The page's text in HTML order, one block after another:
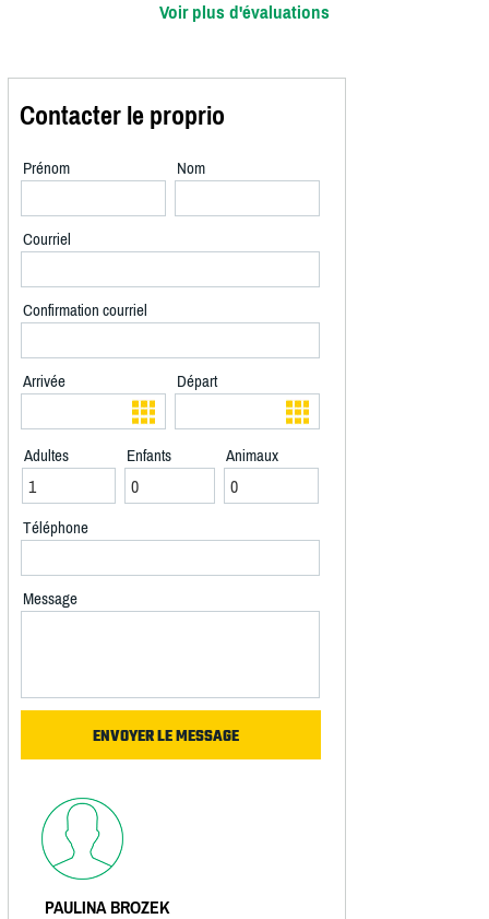
Voir plus d'évaluations
Contacter le proprio
Prénom Nom
Courriel
Confirmation courriel
Arrivée Départ
Adultes Enfants Animaux
Téléphone
Message
PAULINA BROZEK